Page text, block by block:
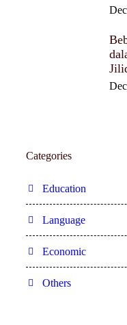
Categories
Education
Language
Economic
Others